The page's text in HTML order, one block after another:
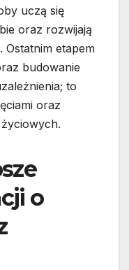
uczą się
oraz rozwijają
Ostatnim etapem
budowanie
to
oraz
o